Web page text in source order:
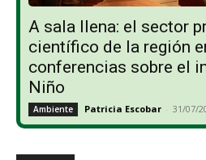
A sala llena: el sector
científico de la región
conferencias sobre el
Niño
Ambiente Patricia Escobar - 31/07/